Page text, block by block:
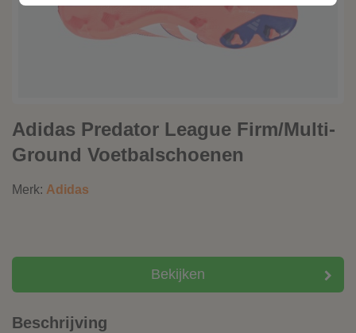
Adidas Predator League Firm/Multi-
Ground Voetbalschoenen
Merk: Adidas
Bekijken
Beschrijving